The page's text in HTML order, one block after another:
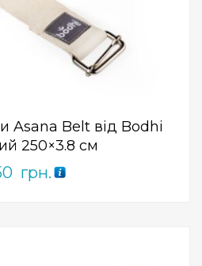
Asana Belt від Bodhi
250×3.8 см
грн.
ПРИДБАТИ
to Wishlist